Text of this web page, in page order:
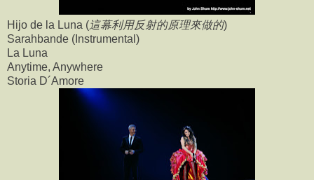
Hijo de la Luna (這幕利用反射的原理來做的)
Sarahbande (Instrumental)
La Luna
Anytime, Anywhere
Storia D´Amore